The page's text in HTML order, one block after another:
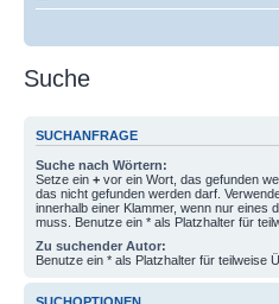
Suche
SUCHANFRAGE
Suche nach Wörtern:
Setze ein + vor ein Wort, das gefunden
das nicht gefunden werden darf.
innerhalb einer Klammer, wenn nur eines
muss. Benutze ein * als Platzhalter für
Zu suchender Autor:
Benutze ein * als Platzhalter für teilweise